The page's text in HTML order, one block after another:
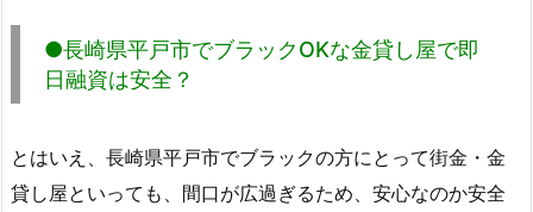
●長崎県平戸市でブラックOKな金貸し屋で即
日融資は安全？
とはいえ、長崎県平戸市でブラックの方にとって街金・金
貸し屋といっても、間口が広過ぎるため、安心なのか安全